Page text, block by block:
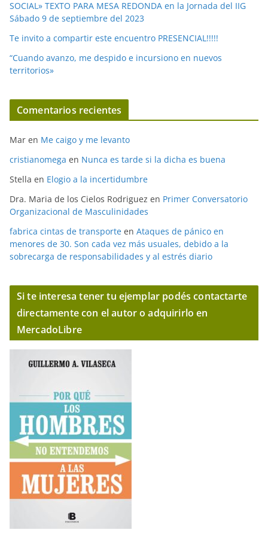
SOCIAL» TEXTO PARA MESA REDONDA en la Jornada del IIG
Sábado 9 de septiembre del 2023
Te invito a compartir este encuentro PRESENCIAL!!!!!
“Cuando avanzo, me despido e incursiono en nuevos
territorios»
Comentarios recientes
Mar en Me caigo y me levanto
cristianomega en Nunca es tarde si la dicha es buena
Stella en Elogio a la incertidumbre
Dra. Maria de los Cielos Rodriguez en Primer Conversatorio
Organizacional de Masculinidades
fabrica cintas de transporte en Ataques de pánico en
menores de 30. Son cada vez más usuales, debido a la
sobrecarga de responsabilidades y al estrés diario
Si te interesa tener tu ejemplar podés contactarte
directamente con el autor o adquirirlo en
MercadoLibre